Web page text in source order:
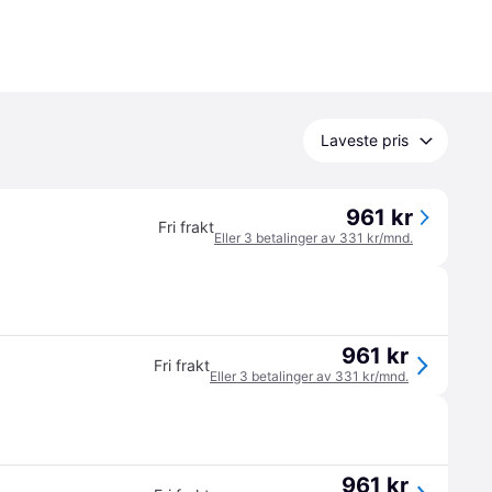
Laveste pris
Fri frakt 961 kr
Eller 3 betalinger av 331 kr/mnd.
Fri frakt 961 kr
Eller 3 betalinger av 331 kr/mnd.
961 kr